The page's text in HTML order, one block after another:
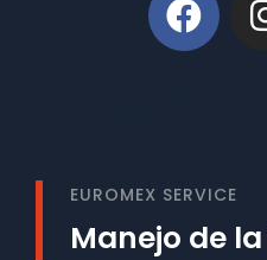
EUROMEX SERVICE
Manejo de